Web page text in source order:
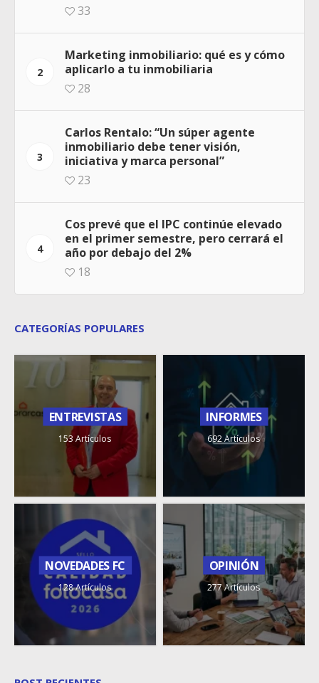
33
2
Marketing inmobiliario: qué es y cómo
aplicarlo a tu inmobiliaria
28
3
Carlos Rentalo: “Un súper agente
inmobiliario debe tener visión,
iniciativa y marca personal”
23
4
Cos prevé que el IPC continúe elevado
en el primer semestre, pero cerrará el
año por debajo del 2%
18
CATEGORÍAS POPULARES
ENTREVISTAS
153 Artículos
INFORMES
692 Artículos
NOVEDADES FC
128 Artículos
OPINIÓN
277 Artículos